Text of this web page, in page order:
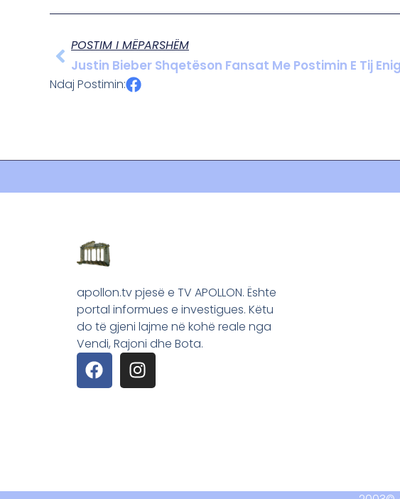
POSTIM I MËPARSHËM
Justin Bieber Shqetëson Fansat Me Postimin E Tij
Ndaj Postimin:
apollon.tv pjesë e TV APOLLON. Ështe
portal informues e investigues. Këtu
do të gjeni lajme në kohë reale nga
Vendi, Rajoni dhe Bota.